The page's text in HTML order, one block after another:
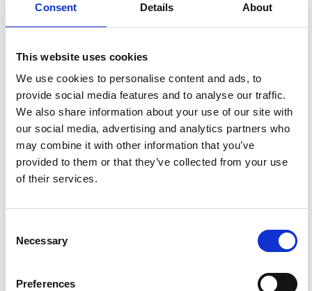
Consent Details About
This website uses cookies
We use cookies to personalise content and ads, to
provide social media features and to analyse our traffic.
We also share information about your use of our site with
our social media, advertising and analytics partners who
may combine it with other information that you’ve
provided to them or that they’ve collected from your use
of their services.
Selection
Necessary
Preferences
7 Agosto 2026
Nel primo semestre è aumentata fortemente la
costruzione di nuove abitazioni
Repubblica Ceca